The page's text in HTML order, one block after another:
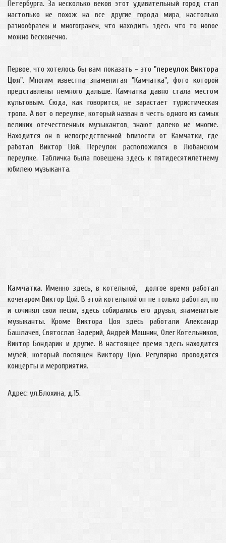
Петербурга. За несколько веков этот удивительный город стал
настолько не похож на все другие города мира, настолько
разнообразен и многогранен, что находить здесь что-то новое
можно бесконечно.
Первое, что хотелось бы вам показать - это "переулок Виктора
Цоя". Многим известна знаменитая "Камчатка", фото которой
представлены немного дальше. Камчатка давно стала местом
культовым. Сюда, как говорится, не зарастает туристическая
тропа. А вот о переулке, который назван в честь одного из самых
великих отечественных музыкантов, знают далеко не многие.
Находится он в непосредственной близости от Камчатки, где
работал Виктор Цой. Переулок расположился в Любанском
переулке. Табличка была повешена здесь к пятидесятилетнему
юбилею музыканта.
Камчатка. Именно здесь, в котельной, долгое время работал
кочегаром Виктор Цой. В этой котельной он не только работал, но
и сочинял свои песни, здесь собирались его друзья, знаменитые
музыканты. Кроме Виктора Цоя здесь работали Александр
Башлачев, Святослав Задерий, Андрей Машнин, Олег Котельников,
Виктор Бондарик и другие. В настоящее время здесь находится
музей, который посвящен Виктору Цою. Регулярно проводятся
концерты и мероприятия.
Адрес: ул.Блохина, д.15.